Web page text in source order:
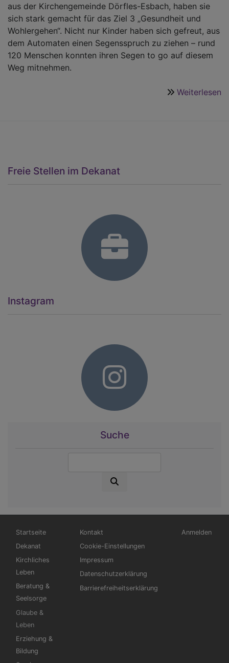
aus der Kirchengemeinde Dörfles-Esbach, haben sie
sich stark gemacht für das Ziel 3 „Gesundheit und
Wohlergehen“. Nicht nur Kinder haben sich gefreut, aus
dem Automaten einen Segensspruch zu ziehen – rund
120 Menschen konnten ihren Segen to go auf diesem
Weg mitnehmen.
Weiterlesen
Freie Stellen im Dekanat
Instagram
Suche
Hauptnavigation
Startseite
Dekanat
Kirchliches
Leben
Beratung &
Seelsorge
Glaube &
Leben
Erziehung &
Bildung
Fußbereichsmenü
Kontakt
Cookie-Einstellungen
Impressum
Datenschutzerklärung
Barrierefreiheitserklärung
Anmelden